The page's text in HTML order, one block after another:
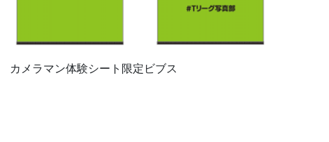
カメラマン体験シート限定ビブス